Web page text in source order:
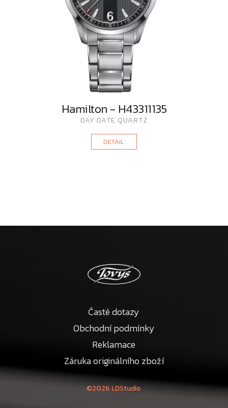
Hamilton - H43311135
DAY DATE QUARTZ
DETAIL
Časté dotazy
Obchodní podmínky
Reklamace
Záruka originálního zboží
©2026 LDStudio